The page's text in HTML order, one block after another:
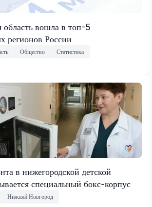
область вошла в топ-5
регионов России
Общество Статистика
в нижегородской детской
специальный бокс-корпус
Нижний Новгород